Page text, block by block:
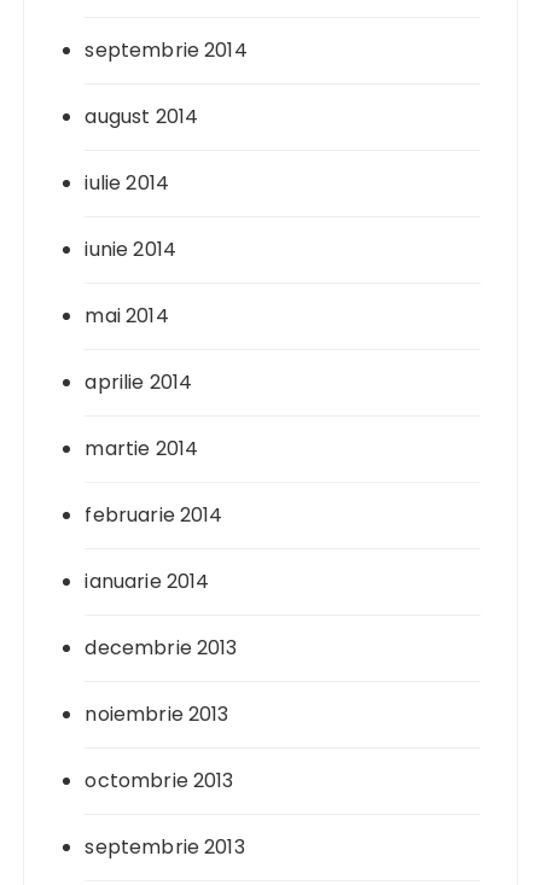
septembrie 2014
august 2014
iulie 2014
iunie 2014
mai 2014
aprilie 2014
martie 2014
februarie 2014
ianuarie 2014
decembrie 2013
noiembrie 2013
octombrie 2013
septembrie 2013